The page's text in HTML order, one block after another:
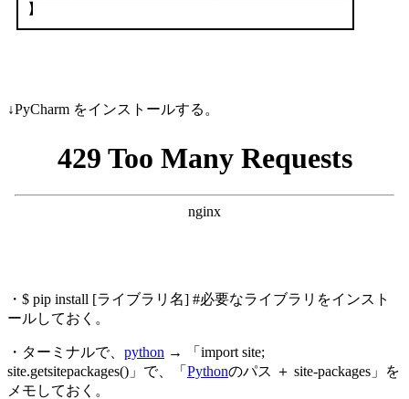
↓PyCharm をインストールする。
・$ pip install [ライブラリ名] #必要なライブラリをインスト
ールしておく。
・ターミナルで、 python → 「import site;
site.getsitepackages()」で、「 Pythonのパス ＋ site-packages」を
メモしておく。